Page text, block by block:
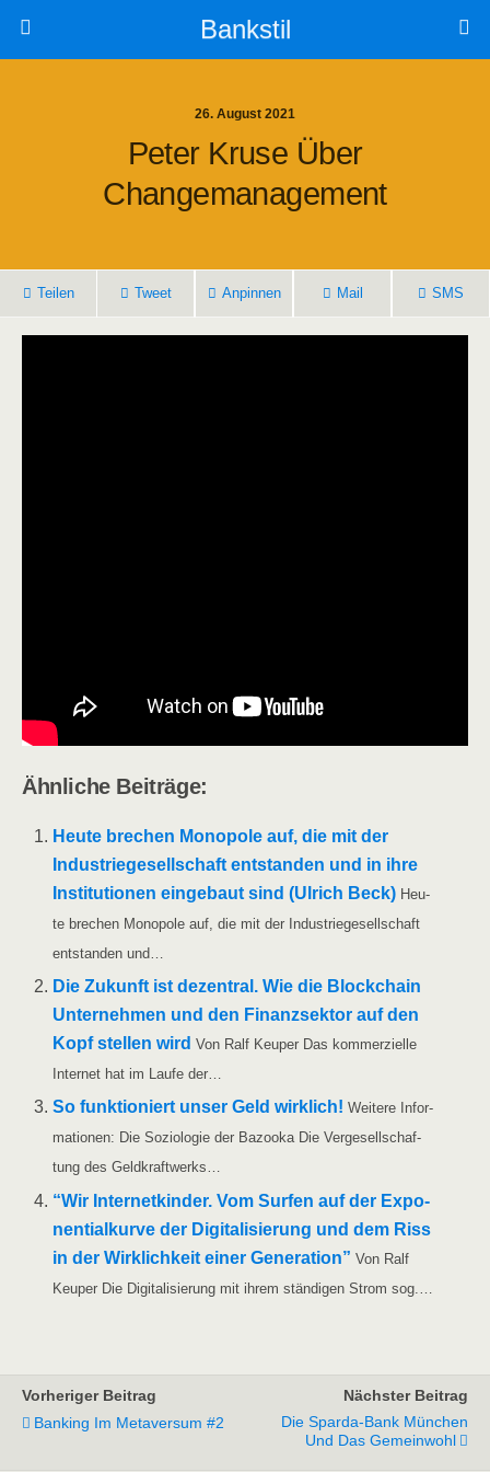
Bankstil
26. August 2021
Peter Kru­se Über
Changemanagement
Tei­len Tweet Anpin­nen Mail SMS
Ähn­li­che Beiträge:
Heu­te bre­chen Mono­po­le auf, die mit der
Indus­trie­ge­sell­schaft ent­stan­den und in ihre
Insti­tu­tio­nen ein­ge­baut sind (Ulrich Beck) Heu­
te bre­chen Mono­po­le auf, die mit der Indus­trie­ge­sell­schaft
ent­stan­den und…
Die Zukunft ist dezen­tral. Wie die Block­chain
Unter­neh­men und den Finanz­sek­tor auf den
Kopf stel­len wird Von Ralf Keu­per Das kom­mer­zi­el­le
Inter­net hat im Lau­fe der…
So funk­tio­niert unser Geld wirk­lich! Wei­te­re Infor­
ma­tio­nen: Die Sozio­lo­gie der Bazoo­ka Die Ver­ge­sell­schaf­
tung des Geldkraftwerks…
“Wir Inter­net­kin­der. Vom Sur­fen auf der Expo­
nen­ti­al­kur­ve der Digi­ta­li­sie­rung und dem Riss
in der Wirk­lich­keit einer Gene­ra­ti­on” Von Ralf
Keu­per Die Digi­ta­li­sie­rung mit ihrem stän­di­gen Strom sog.…
Vorheriger Beitrag
Banking Im Metaversum #2
Nächster Beitrag
Die Sparda-Bank München
Und Das Gemeinwohl